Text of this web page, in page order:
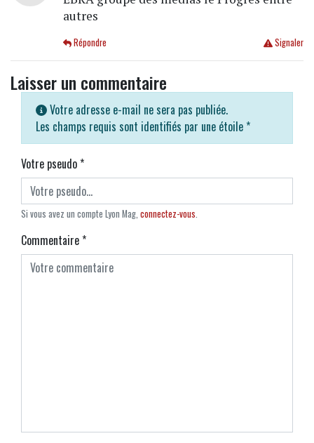
autres
Signaler
Répondre
Laisser un commentaire
Votre adresse e-mail ne sera pas publiée.
Les champs requis sont identifiés par une étoile *
Votre pseudo*
Si vous avez un compte Lyon Mag, connectez-vous.
Commentaire*